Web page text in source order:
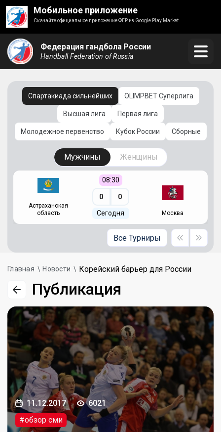
Мобильное приложение
Скачайте официальное приложение ФГР из Google Play Market
Федерация гандбола России
Handball Federation of Russia
Спартакиада сильнейших OLIMPBET Суперлига
Высшая лига Первая лига
Молодежное первенство Кубок России Сборные
Мужчины Женщины
Астраханская
область
08:30
0 0
Сегодня Москва
Все Турниры
Главная Новости Корейский барьер для России
Публикация
11.12.2017
6021
#обзор сми